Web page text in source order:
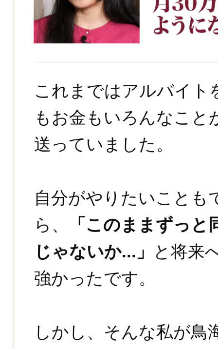
これまではアルバイト
もお金もいろんなこと
送っていました。
自分がやりたいことも
ら、
「このままずっ
じゃないか...」
と将来
強かったです。
しかし、そんな私が鳥